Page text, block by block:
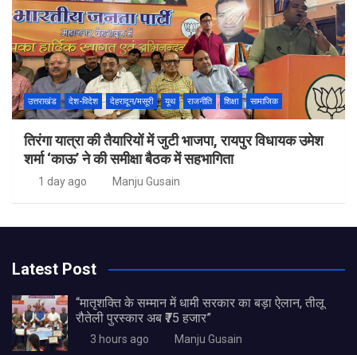
उत्तराखंड देश-विदेश देहरादून/मसूरी यूथ राजनीति शिक्षा सामाजिक
तिरंगा यात्रा की तैयारियों में जुटी भाजपा, रायपुर विधायक उमेश
शर्मा ‘काऊ’ ने की समीक्षा बैठक में सहभागिता
1 day ago Manju Gusain
Latest Post
“मातृशक्ति के सम्मान में धामी सरकार का बड़ा ऐलान, तीलू
रौतेली पुरस्कार अब ₹75 हजार”
3 hours ago Manju Gusain